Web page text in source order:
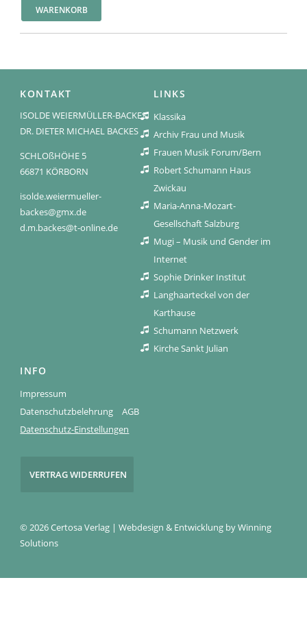
WARENKORB
KONTAKT
ISOLDE WEIERMÜLLER-BACKES
DR. DIETER MICHAEL BACKES
SCHLOßHÖHE 5
66871 KÖRBORN
isolde.weiermueller-
backes@gmx.de
d.m.backes@t-online.de
LINKS
Klassika
Archiv Frau und Musik
Frauen Musik Forum/Bern
Robert Schumann Haus
Zwickau
Maria-Anna-Mozart-
Gesellschaft Salzburg
Mugi – Musik und Gender im
Internet
Sophie Drinker Institut
Langhaarteckel von der
Karthause
Schumann Netzwerk
Kirche Sankt Julian
INFO
Impressum
Datenschutzbelehrung
AGB
Datenschutz-Einstellungen
VERTRAG WIDERRUFEN
© 2026 Certosa Verlag | Webdesign & Entwicklung byWinning
Solutions